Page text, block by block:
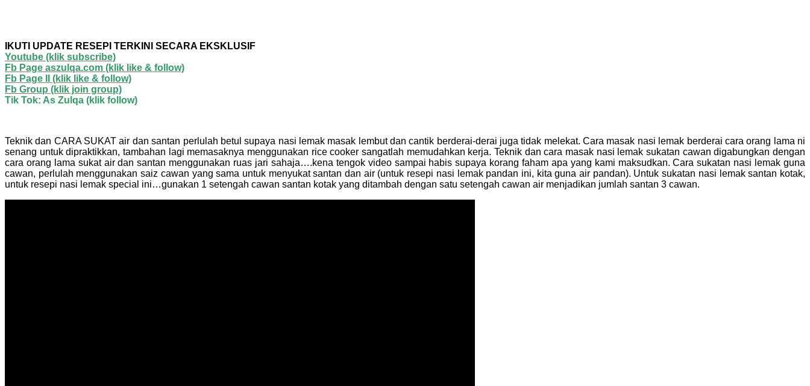
IKUTI UPDATE RESEPI TERKINI SECARA EKSKLUSIF
Youtube (klik subscribe)
Fb Page aszulqa.com (klik like & follow)
Fb Page II (klik like & follow)
Fb Group (klik join group)
Tik Tok: As Zulqa (klik follow)
Teknik dan CARA SUKAT air dan santan perlulah betul supaya nasi lemak masak lembut dan cantik berderai-derai juga tidak melekat. Cara masak nasi lemak berderai cara orang lama ni
senang untuk dipraktikkan, tambahan lagi memasaknya menggunakan rice cooker sangatlah memudahkan kerja. Teknik dan cara masak nasi lemak sukatan cawan digabungkan dengan
cara orang lama sukat air dan santan menggunakan ruas jari sahaja….kena tengok video sampai habis supaya korang faham apa yang kami maksudkan. Cara sukatan nasi lemak guna
cawan, perlulah menggunakan saiz cawan yang sama untuk menyukat santan dan air (untuk resepi nasi lemak pandan ini, kita guna air pandan). Untuk sukatan nasi lemak santan kotak,
untuk resepi nasi lemak special ini…gunakan 1 setengah cawan santan kotak yang ditambah dengan satu setengah cawan air menjadikan jumlah santan 3 cawan.